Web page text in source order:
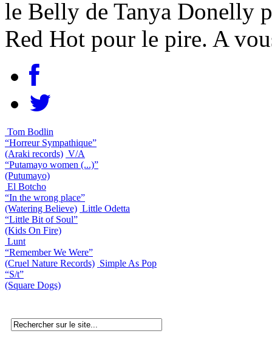
le Belly de Tanya Donelly
Red Hot pour le pire. A
Tom Bodlin
“Horreur Sympathique”
(Araki records) V/A
“Putamayo women (...)”
(Putumayo)
El Botcho
“In the wrong place”
(Watering Believe) Little Odetta
“Little Bit of Soul”
(Kids On Fire)
Lunt
“Remember We Were”
(Cruel Nature Records) Simple As Pop
“S/t”
(Square Dogs)